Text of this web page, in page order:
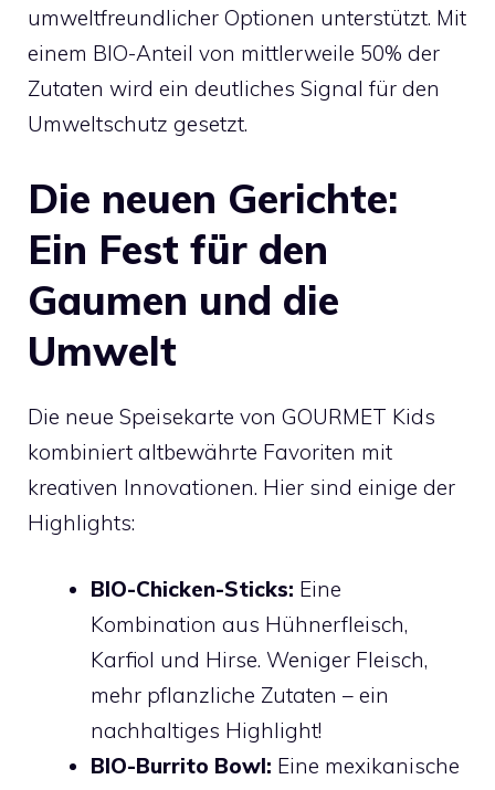
umweltfreundlicher Optionen unterstützt. Mit
einem BIO-Anteil von mittlerweile 50% der
Zutaten wird ein deutliches Signal für den
Umweltschutz gesetzt.
Die neuen Gerichte:
Ein Fest für den
Gaumen und die
Umwelt
Die neue Speisekarte von GOURMET Kids
kombiniert altbewährte Favoriten mit
kreativen Innovationen. Hier sind einige der
Highlights:
BIO-Chicken-Sticks: Eine
Kombination aus Hühnerfleisch,
Karfiol und Hirse. Weniger Fleisch,
mehr pflanzliche Zutaten – ein
nachhaltiges Highlight!
BIO-Burrito Bowl: Eine mexikanische